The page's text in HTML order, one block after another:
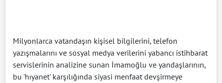
Milyonlarca vatandaşın kişisel bilgilerini, telefon
yazışmalarını ve sosyal medya verilerini yabancı istihbarat
servislerinin analizine sunan İmamoğlu ve yandaşlarının,
bu 'hıyanet' karşılığında siyasi menfaat devşirmeye